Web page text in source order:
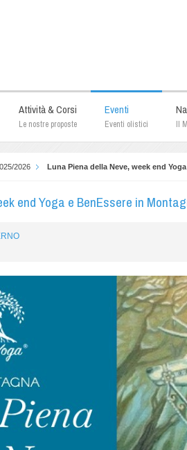
Attività & Corsi
Le nostre proposte
Eventi
Eventi olistici Il
2026 Luna Piena della Neve, week end
end Yoga e BenEssere in